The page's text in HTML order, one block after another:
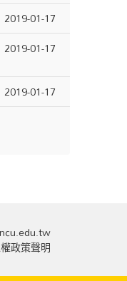
2019-01-17
2019-01-17
2019-01-17
政策聲明